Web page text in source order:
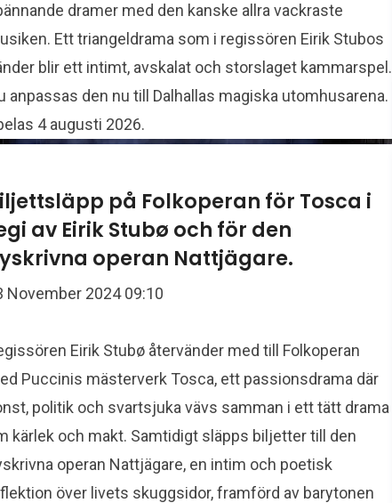
dramer med den kanske allra vackraste
Ett triangeldrama som i regissören Eirik Stubos
blir ett intimt, avskalat och storslaget kammarspel.
anpassas den nu till Dalhallas magiska utomhusarena.
4 augusti 2026.
på Folkoperan för Tosca i
av Eirik Stubø och för den
operan Nattjägare.
November 2024 09:10
Eirik Stubø återvänder med till Folkoperan
Puccinis mästerverk Tosca, ett passionsdrama där
politik och svartsjuka vävs samman i ett tätt drama
kärlek och makt. Samtidigt släpps biljetter till den
operan Nattjägare, en intim och poetisk
över livets skuggsidor, framförd av barytonen